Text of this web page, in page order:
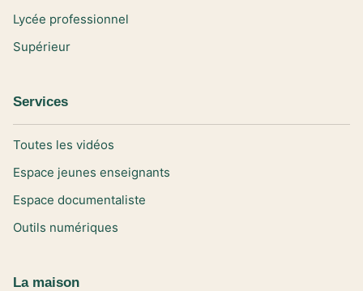
Lycée professionnel
Supérieur
Services
Toutes les vidéos
Espace jeunes enseignants
Espace documentaliste
Outils numériques
La maison